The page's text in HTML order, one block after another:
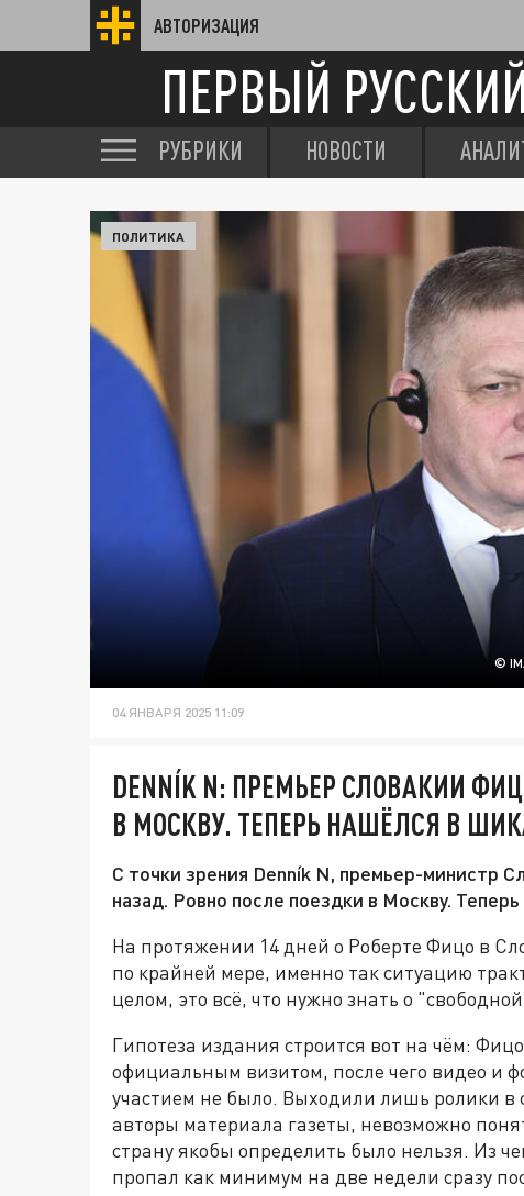
АВТОРИЗАЦИЯ
ПЕРВЫЙ
РУБРИКИ НОВОСТИ
©
ПОЛИТИКА
04 ЯНВАРЯ 2025 11:09
DENNÍK N: ПРЕМЬЕР СЛОВАКИИ
В МОСКВУ. ТЕПЕРЬ НАШЁЛСЯ В
С точки зрения Denník N, премьер-министр
назад. Ровно после поездки в Москву.
На протяжении 14 дней о Роберте Фицо в
по крайней мере, именно так ситуацию
целом, это всё, что нужно знать о
Гипотеза издания строится вот на чём:
официальным визитом, после чего видео и
участием не было. Выходили лишь ролики в
авторы материала газеты, невозможно
страну якобы определить было нельзя. Из
пропал как минимум на две недели сразу